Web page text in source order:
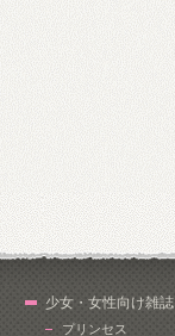
少女・女性向け雑誌
プリンセス